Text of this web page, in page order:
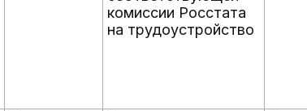
комиссии Росстата
на трудоустройство